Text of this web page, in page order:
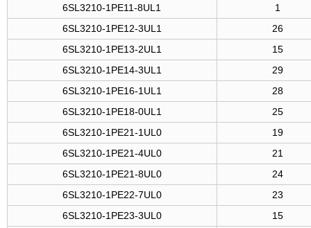
6SL3210-1PE11-8UL1
1
6SL3210-1PE12-3UL1
26
6SL3210-1PE13-2UL1
15
6SL3210-1PE14-3UL1
29
6SL3210-1PE16-1UL1
28
6SL3210-1PE18-0UL1
25
6SL3210-1PE21-1UL0
19
6SL3210-1PE21-4UL0
21
6SL3210-1PE21-8UL0
24
6SL3210-1PE22-7UL0
23
6SL3210-1PE23-3UL0
15